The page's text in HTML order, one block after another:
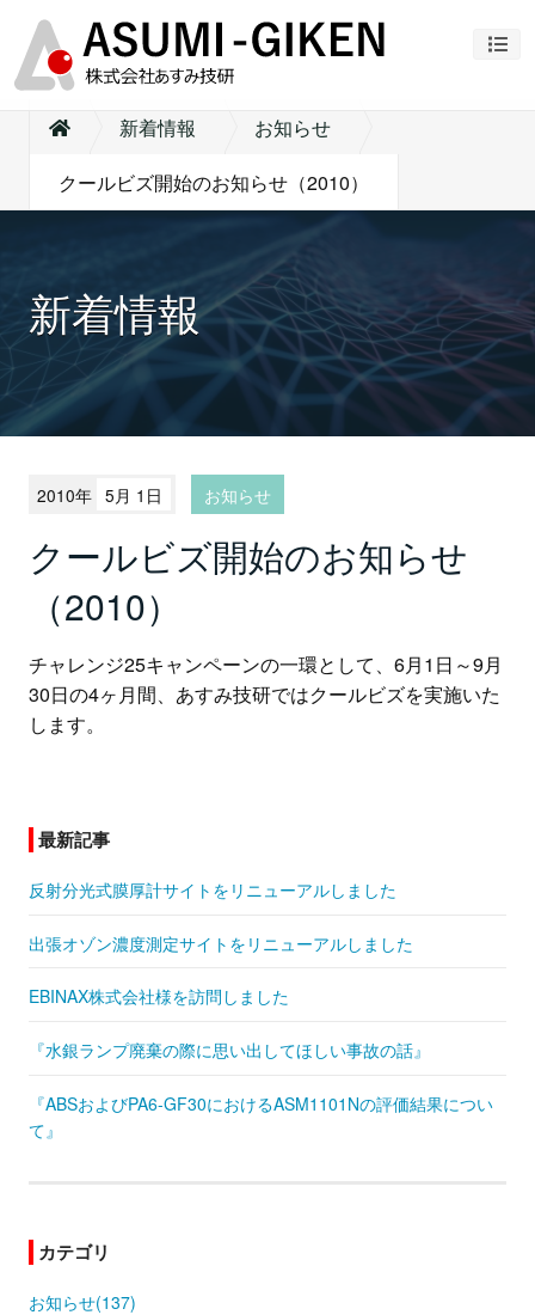
ナビ
新着情報
お知らせ
クールビズ開始のお知らせ（2010）
新着情報
2010年 5月 1日 お知らせ
クールビズ開始のお知らせ
（2010）
チャレンジ25キャンペーンの一環として、6月1日～9月
30日の4ヶ月間、あすみ技研ではクールビズを実施いた
します。
最新記事
反射分光式膜厚計サイトをリニューアルしました
出張オゾン濃度測定サイトをリニューアルしました
EBINAX株式会社様を訪問しました
『水銀ランプ廃棄の際に思い出してほしい事故の話』
『ABSおよびPA6-GF30におけるASM1101Nの評価結果につい
て』
カテゴリ
お知らせ(137)